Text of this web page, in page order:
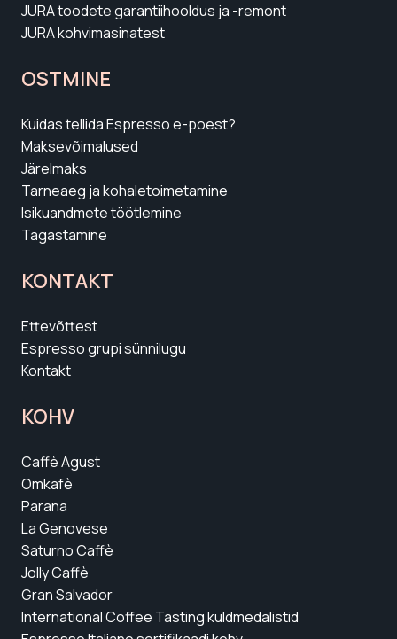
JURA toodete garantiihooldus ja -remont
JURA kohvimasinatest
OSTMINE
Kuidas tellida Espresso e-poest?
Maksevõimalused
Järelmaks
Tarneaeg ja kohaletoimetamine
Isikuandmete töötlemine
Tagastamine
KONTAKT
Ettevõttest
Espresso grupi sünnilugu
Kontakt
KOHV
Caffè Agust
Omkafè
Parana
La Genovese
Saturno Caffè
Jolly Caffè
Gran Salvador
International Coffee Tasting kuldmedalistid